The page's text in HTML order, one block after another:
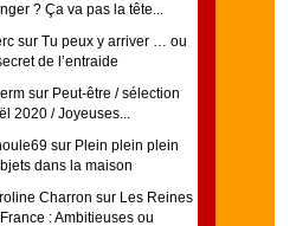
? Ça va pas la tête...
sur Tu peux y arriver … ou
de l’entraide
sur Peut-être / sélection
2020 / Joyeuses...
sur Plein plein plein
dans la maison
Charron sur Les Reines
: Ambitieuses ou